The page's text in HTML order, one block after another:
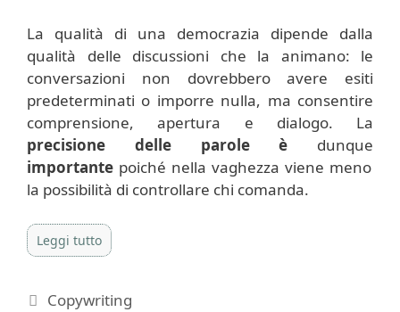
La qualità di una democrazia dipende dalla
qualità delle discussioni che la animano: le
conversazioni non dovrebbero avere esiti
predeterminati o imporre nulla, ma consentire
comprensione, apertura e dialogo. La
precisione delle parole è dunque
importante poiché nella vaghezza viene meno
la possibilità di controllare chi comanda.
Leggi tutto
Categorie
Copywriting